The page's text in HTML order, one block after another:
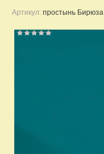
Артикул: простынь Бирюза